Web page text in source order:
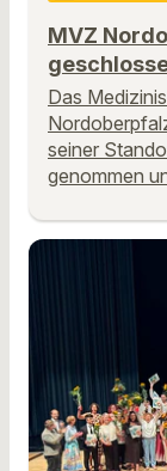
MVZ
Das
seiner
genommen